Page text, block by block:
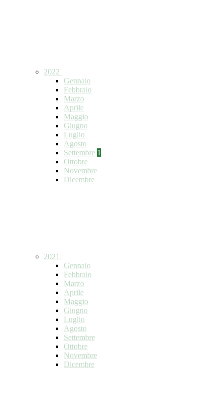
2022
Gennaio
Febbraio
Marzo
Aprile
Maggio
Giugno
Luglio
Agosto
Settembre 1
Ottobre
Novembre
Dicembre
2021
Gennaio
Febbraio
Marzo
Aprile
Maggio
Giugno
Luglio
Agosto
Settembre
Ottobre
Novembre
Dicembre